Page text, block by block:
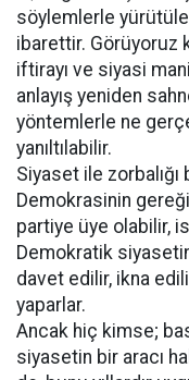
söylemlerle
ibarettir. Görüyoruz
iftirayı ve siyasi
anlayış yeniden
yöntemlerle ne
yanıltılabilir.
Siyaset ile zorbalığı
Demokrasinin
partiye üye olabilir,
Demokratik
davet edilir, ikna
yaparlar.
Ancak hiç kimse;
siyasetin bir aracı